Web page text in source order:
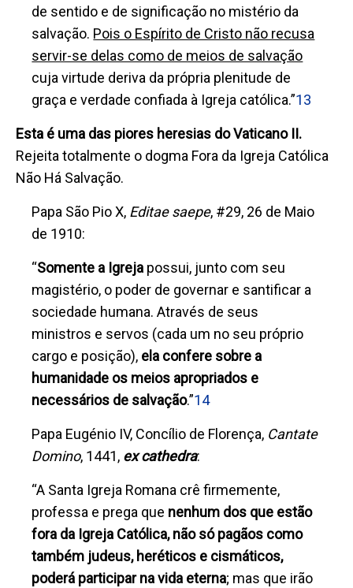
de sentido e de significação no mistério da
salvação. Pois o Espírito de Cristo não recusa
servir-se delas como de meios de salvação
cuja virtude deriva da própria plenitude de
graça e verdade confiada à Igreja católica.”13
Esta é uma das piores heresias do Vaticano II.
Rejeita totalmente o dogma Fora da Igreja Católica
Não Há Salvação.
Papa São Pio X, Editae saepe, #29, 26 de Maio
de 1910:
“Somente a Igreja possui, junto com seu
magistério, o poder de governar e santificar a
sociedade humana. Através de seus
ministros e servos (cada um no seu próprio
cargo e posição), ela confere sobre a
humanidade os meios apropriados e
necessários de salvação.”14
Papa Eugénio IV, Concílio de Florença, Cantate
Domino, 1441, ex cathedra:
“A Santa Igreja Romana crê firmemente,
professa e prega que nenhum dos que estão
fora da Igreja Católica, não só pagãos como
também judeus, heréticos e cismáticos,
poderá participar na vida eterna; mas que irão